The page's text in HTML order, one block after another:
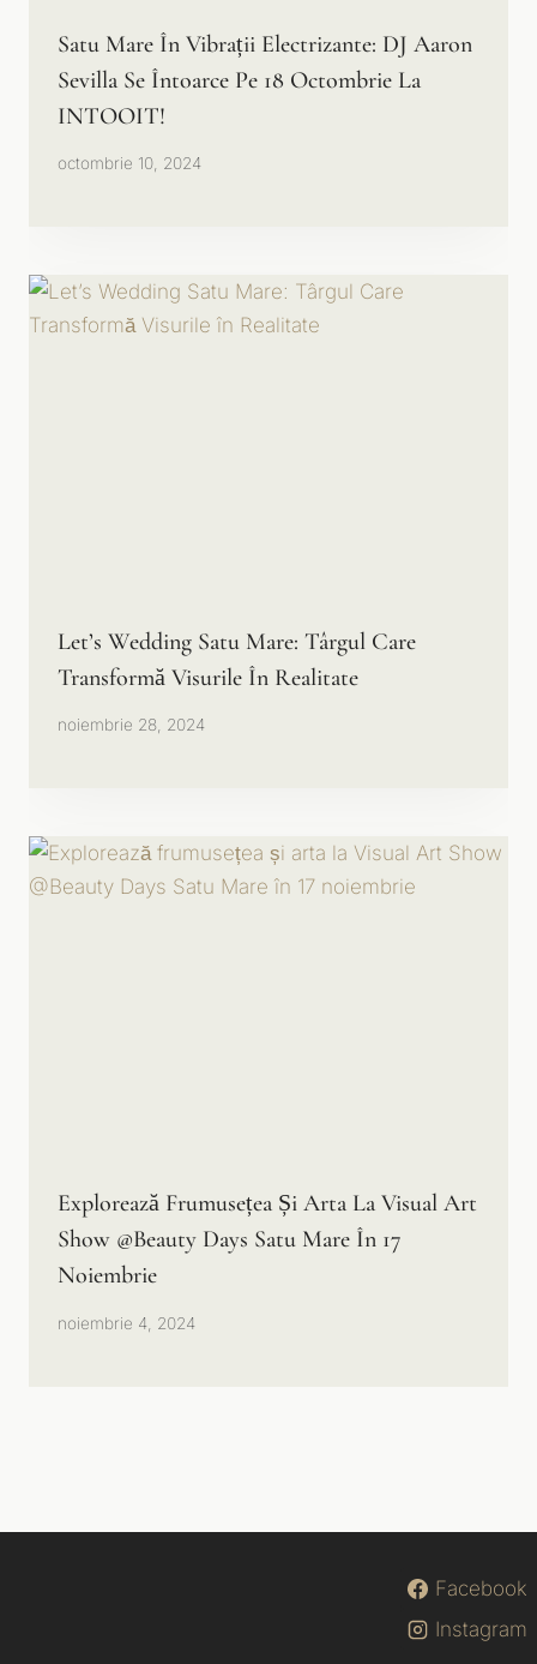
Satu Mare În Vibrații Electrizante: DJ Aaron
Sevilla Se Întoarce Pe 18 Octombrie La
INTOOIT!
octombrie 10, 2024
Let’s Wedding Satu Mare: Târgul Care
Transformă Visurile În Realitate
noiembrie 28, 2024
Explorează Frumusețea Și Arta La Visual Art
Show @Beauty Days Satu Mare În 17
Noiembrie
noiembrie 4, 2024
Facebook
Instagram